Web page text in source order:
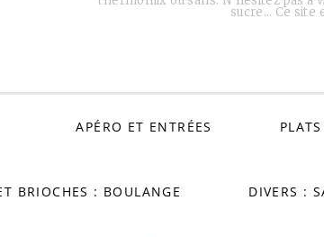
sucre… Ce
APÉRO ET ENTRÉES
BRIOCHES : BOULANGE DIVERS :